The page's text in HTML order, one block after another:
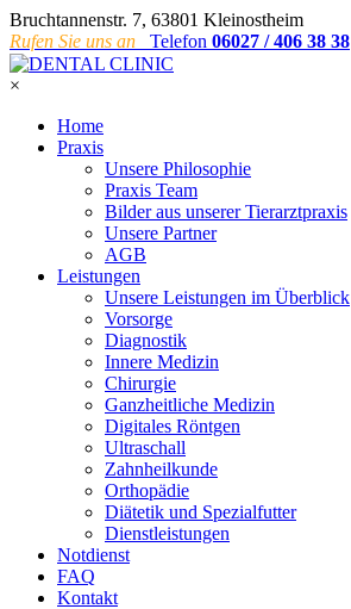
Bruchtannenstr. 7, 63801 Kleinostheim
Rufen Sie uns an
Telefon 06027 / 406 38 38
×
Home
Praxis
Unsere Philosophie
Praxis Team
Bilder aus unserer Tierarztpraxis
Unsere Partner
AGB
Leistungen
Unsere Leistungen im Überblick
Vorsorge
Diagnostik
Innere Medizin
Chirurgie
Ganzheitliche Medizin
Digitales Röntgen
Ultraschall
Zahnheilkunde
Orthopädie
Diätetik und Spezialfutter
Dienstleistungen
Notdienst
FAQ
Kontakt